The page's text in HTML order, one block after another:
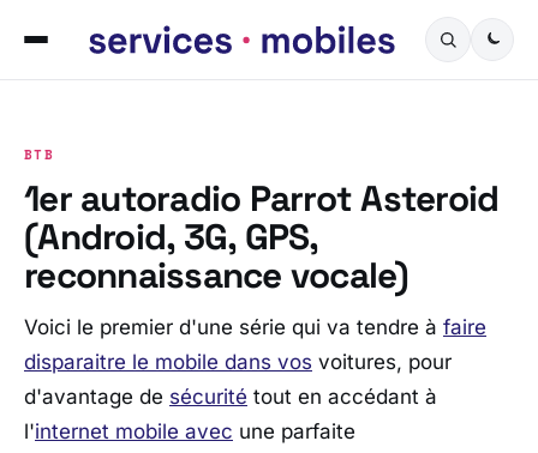
BTB
1er autoradio Parrot Asteroid
(Android, 3G, GPS,
reconnaissance vocale)
Voici le premier d'une série qui va tendre à faire
disparaitre le mobile dans vos voitures, pour
d'avantage de sécurité tout en accédant à
l'internet mobile avec une parfaite